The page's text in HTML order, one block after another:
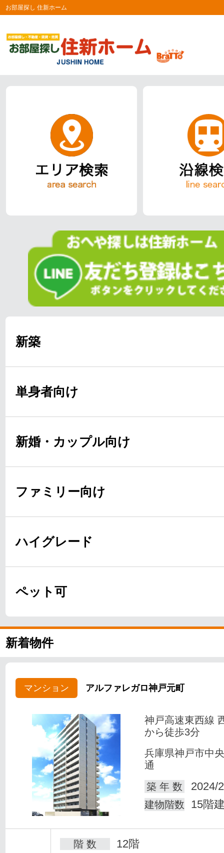
お部屋探し 住新ホーム
新築
単身者向け
新婚・カップル向け
ファミリー向け
ハイグレード
ペット可
新着物件
マンション アルファレガロ神戸元町
神戸高速東西線
から徒歩3分
兵庫県神戸市中
通
築 年 数
2024/
建物階数 15階
階 数 12階